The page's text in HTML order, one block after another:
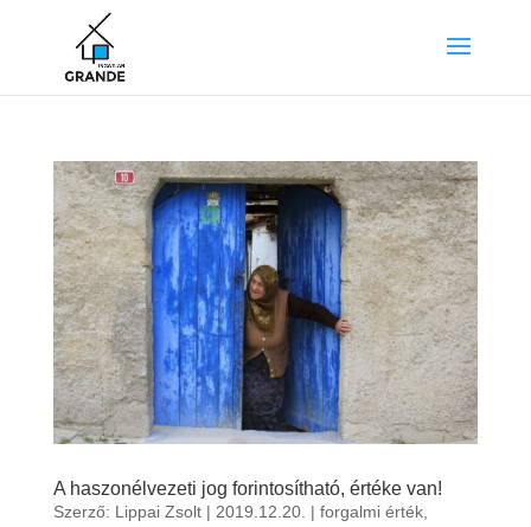
A haszonélvezeti jog forintosítható, értéke van!
Szerző: Lippai Zsolt| 2019.12.20. | forgalmi érték,